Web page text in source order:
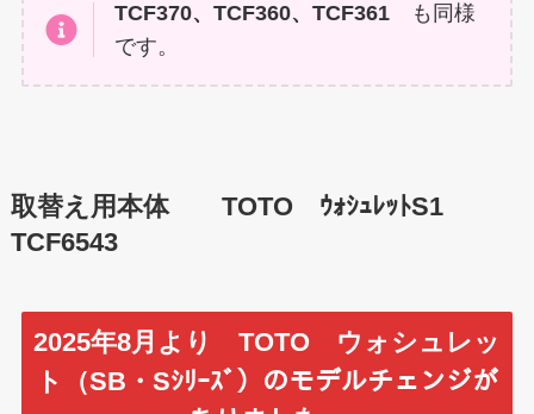
TCF370、TCF360、TCF361 も同様
です。
取替え用本体 TOTO ｳｫｼｭﾚｯﾄS1
TCF6543
2025年8月より TOTO ウォシュレッ
ト（SB・Sｼﾘｰｽﾞ） のモデルチェンジが